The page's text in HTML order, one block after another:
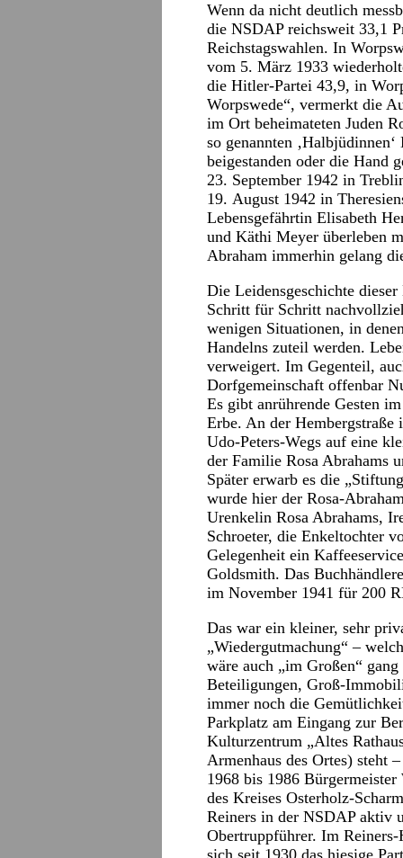
Wenn da nicht deutlich
die NSDAP reichsweit 33,1
Reichstagswahlen. In
vom 5. März 1933
die Hitler-Partei 43,9, in
Worpswede“, vermerkt die
im Ort beheimateten Juden
so genannten
beigestanden oder die Hand
23. September 1942 in
19. August 1942 in
Lebensgefährtin Elisabeth
und Käthi Meyer überleben
Abraham immerhin gelang
Die Leidensgeschichte
Schritt für Schritt
wenigen Situationen, in
Handelns zuteil werden.
verweigert. Im Gegenteil,
Dorfgemeinschaft offenbar
Es gibt anrührende Gesten
Erbe. An der Hembergstraße
Udo-Peters-Wegs auf eine
der Familie Rosa Abrahams
Später erwarb es die
wurde hier der Rosa-
Urenkelin Rosa Abrahams,
Schroeter, die Enkeltochter
Gelegenheit ein
Goldsmith. Das
im November 1941 für 200
Das war ein kleiner, sehr
„Wiedergutmachung“ –
wäre auch „im Großen“
Beteiligungen, Groß-
immer noch die
Parkplatz am Eingang zur
Kulturzentrum „Altes
Armenhaus des Ortes) steht
1968 bis 1986
des Kreises Osterholz-
Reiners in der NSDAP aktiv
Obertruppführer. Im
sich seit 1930 das hiesige